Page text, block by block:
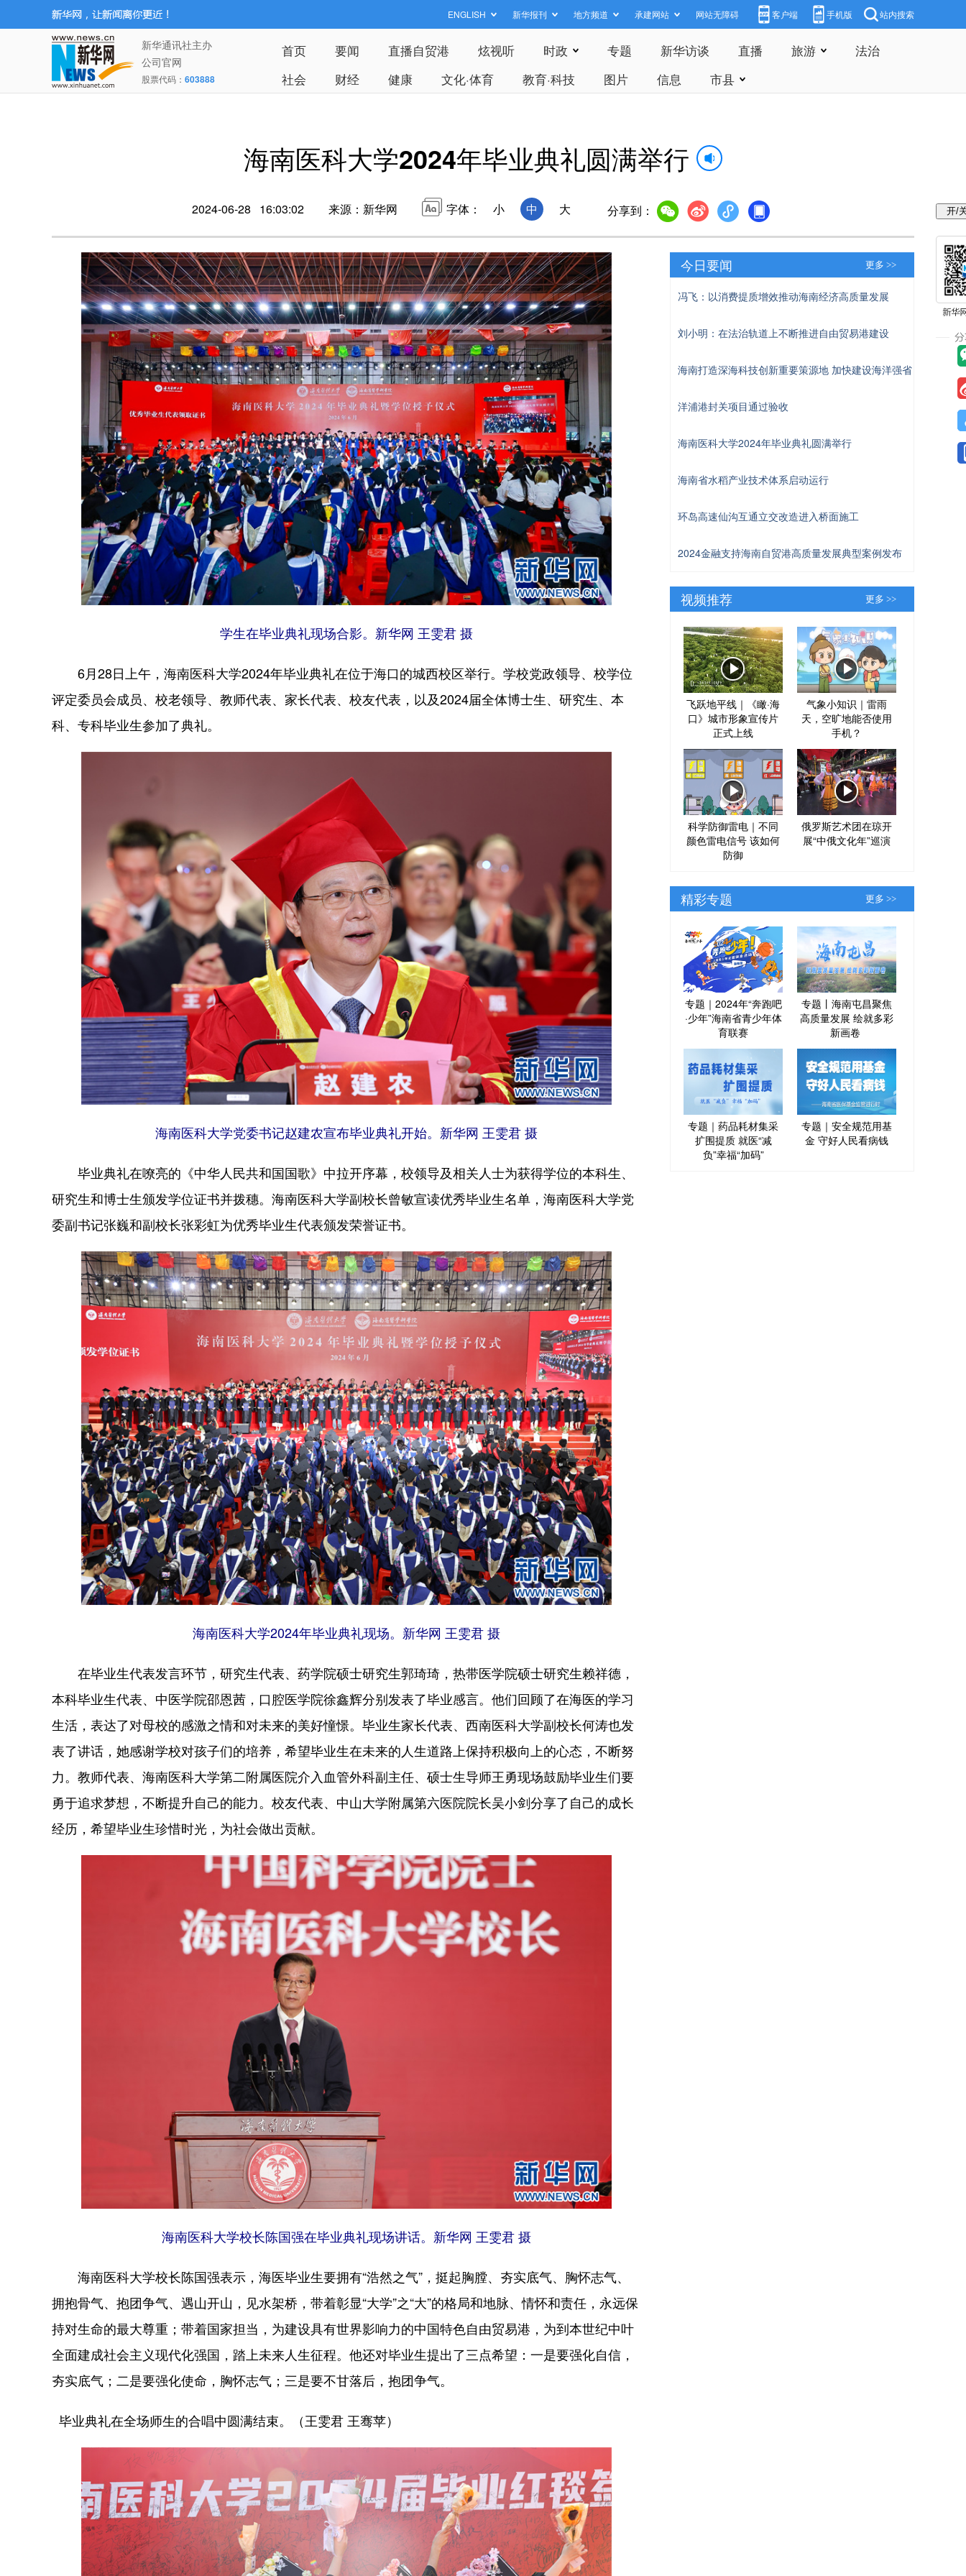
ENGLISH 新华报刊 地方频道 承建网站 网站无障碍 客户端 手机版 站内搜索
新华通讯社主办
公司官网
股票代码： 603888
首页 要闻 直播自贸港 炫视听 时政 专题 新华访谈 直播 旅游
法治
社会
财经 健康 文化·体育 教育·科技 图片 信息 市县
海南医科大学2024年毕业典礼圆满举行
2024-06-28 16:03:02 来源：新华网 字体： 小 中 大 分享到：
学生在毕业典礼现场合影。新华网 王雯君 摄
6月28日上午，海南医科大学2024年毕业典礼在位于海口的城西校区举行。学校党政领导、校学位
评定委员会成员、校老领导、教师代表、家长代表、校友代表，以及2024届全体博士生、研究生、本
科、专科毕业生参加了典礼。
海南医科大学党委书记赵建农宣布毕业典礼开始。新华网 王雯君 摄
毕业典礼在嘹亮的《中华人民共和国国歌》中拉开序幕，校领导及相关人士为获得学位的本科生、
研究生和博士生颁发学位证书并拨穗。海南医科大学副校长曾敏宣读优秀毕业生名单，海南医科大学党
委副书记张巍和副校长张彩虹为优秀毕业生代表颁发荣誉证书。
海南医科大学2024年毕业典礼现场。新华网 王雯君 摄
在毕业生代表发言环节，研究生代表、药学院硕士研究生郭琦琦，热带医学院硕士研究生赖祥德，
本科毕业生代表、中医学院邵恩茜，口腔医学院徐鑫辉分别发表了毕业感言。他们回顾了在海医的学习
生活，表达了对母校的感激之情和对未来的美好憧憬。毕业生家长代表、西南医科大学副校长何涛也发
表了讲话，她感谢学校对孩子们的培养，希望毕业生在未来的人生道路上保持积极向上的心态，不断努
力。教师代表、海南医科大学第二附属医院介入血管外科副主任、硕士生导师王勇现场鼓励毕业生们要
勇于追求梦想，不断提升自己的能力。校友代表、中山大学附属第六医院院长吴小剑分享了自己的成长
经历，希望毕业生珍惜时光，为社会做出贡献。
海南医科大学校长陈国强在毕业典礼现场讲话。新华网 王雯君 摄
海南医科大学校长陈国强表示，海医毕业生要拥有“浩然之气”，挺起胸膛、夯实底气、胸怀志气、
拥抱骨气、抱团争气、遇山开山，见水架桥，带着彰显“大学”之“大”的格局和地脉、情怀和责任，永远保
持对生命的最大尊重；带着国家担当，为建设具有世界影响力的中国特色自由贸易港，为到本世纪中叶
全面建成社会主义现代化强国，踏上未来人生征程。他还对毕业生提出了三点希望：一是要强化自信，
夯实底气；二是要强化使命，胸怀志气；三是要不甘落后，抱团争气。
毕业典礼在全场师生的合唱中圆满结束。（王雯君 王骞苹）
今日要闻 更多 >>
冯飞：以消费提质增效推动海南经济高质量发展
刘小明：在法治轨道上不断推进自由贸易港建设
海南打造深海科技创新重要策源地 加快建设海洋强省
洋浦港封关项目通过验收
海南医科大学2024年毕业典礼圆满举行
海南省水稻产业技术体系启动运行
环岛高速仙沟互通立交改造进入桥面施工
2024金融支持海南自贸港高质量发展典型案例发布
视频推荐 更多 >>
飞跃地平线｜《瞰·海
口》城市形象宣传片
正式上线
气象小知识｜雷雨
天，空旷地能否使用
手机？
科学防御雷电｜不同
颜色雷电信号 该如何
防御
俄罗斯艺术团在琼开
展“中俄文化年”巡演
精彩专题 更多 >>
专题｜2024年“奔跑吧
·少年”海南省青少年体
育联赛
专题丨海南屯昌聚焦
高质量发展 绘就多彩
新画卷
专题｜药品耗材集采
扩围提质 就医“减
负”幸福“加码”
专题｜安全规范用基
金 守好人民看病钱